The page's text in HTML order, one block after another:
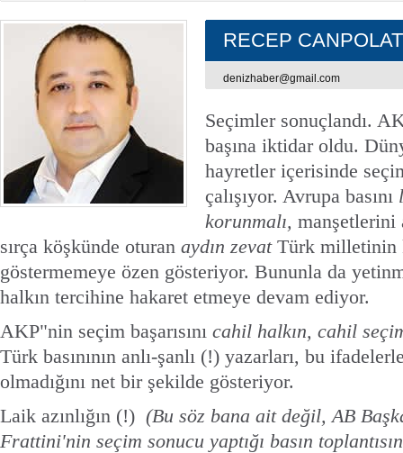
RECEP CANPOLAT
denizhaber@gmail.com
Seçimler sonuçlandı.
başına iktidar oldu.
hayretler içerisinde
çalışıyor. Avrupa basını
korunmalı, manşetlerini
sırça köşkünde oturan aydın zevatTürk milletinin
göstermemeye özen gösteriyor. Bununla da
halkın tercihine hakaret etmeye devam ediyor.
AKP"nin seçim başarısını cahil halkın, cahil
Türk basınının anlı-şanlı (!) yazarları, bu
olmadığını net bir şekilde gösteriyor.
Laik azınlığın (!) (Bu söz bana ait değil, AB
Frattini'nin seçim sonucu yaptığı basın